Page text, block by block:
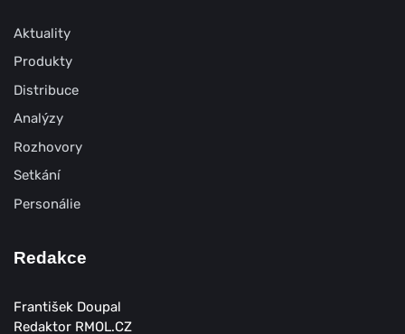
Aktuality
Produkty
Distribuce
Analýzy
Rozhovory
Setkání
Personálie
Redakce
František Doupal
Redaktor RMOL.CZ